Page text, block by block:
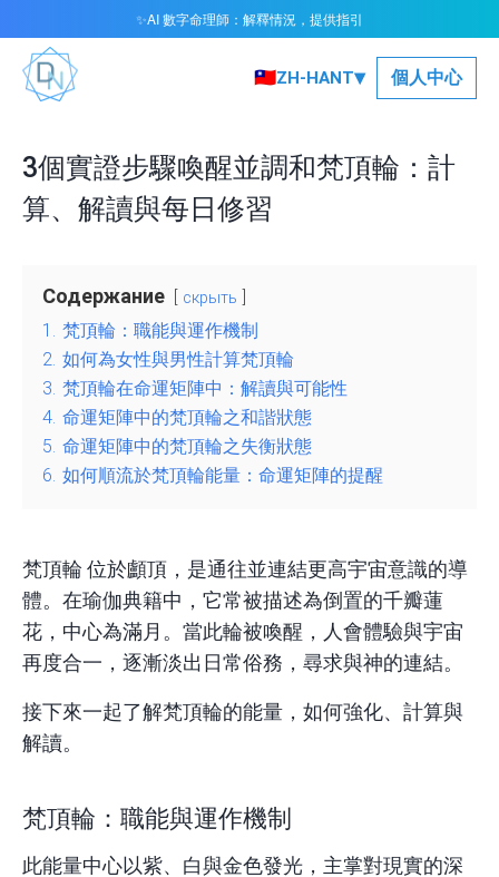
🇹🇼ZH-HANT▾ 個人中心
3個實證步驟喚醒並調和梵頂輪：計
算、解讀與每日修習
Содержание скрыть
1. 梵頂輪：職能與運作機制
2. 如何為女性與男性計算梵頂輪
3. 梵頂輪在命運矩陣中：解讀與可能性
4. 命運矩陣中的梵頂輪之和諧狀態
5. 命運矩陣中的梵頂輪之失衡狀態
6. 如何順流於梵頂輪能量：命運矩陣的提醒
梵頂輪 位於顱頂，是通往並連結更高宇宙意識的導
體。在瑜伽典籍中，它常被描述為倒置的千瓣蓮
花 ，中心為滿月。當此輪被喚醒，人會體驗與宇宙
再度合一，逐漸淡出日常俗務，尋求與神的連結。
接下來一起了解梵頂輪的能量，如何強化、 計算與
解讀。
梵頂輪：職能與運作機制
此能量中心以紫、白與金色發光，主掌對現實的深
✨AI 數字命理師：解釋情況，提供指引